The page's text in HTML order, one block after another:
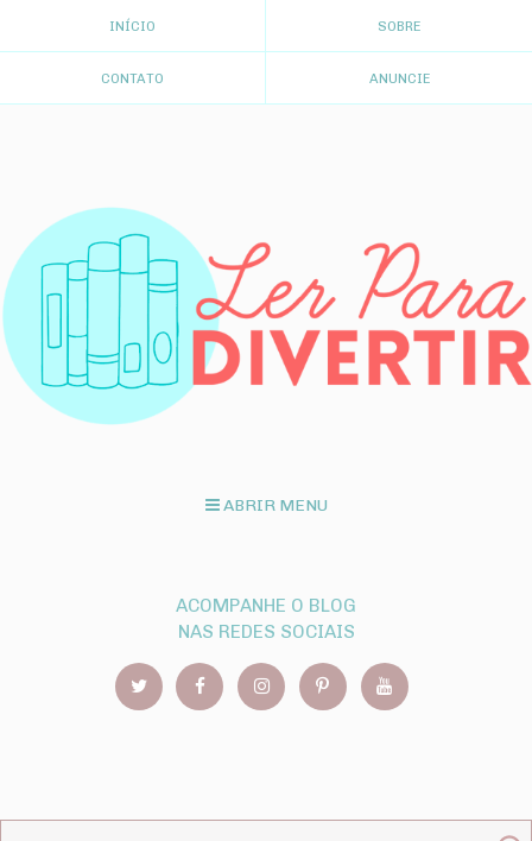
INÍCIO SOBRE
CONTATO ANUNCIE
ABRIR MENU
ACOMPANHE O BLOG
NAS REDES SOCIAIS